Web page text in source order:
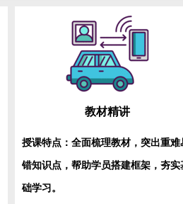
教材精讲
授课特点：全面梳理教材，突出重难
错知识点，帮助学员搭建框架，夯实
础学习。